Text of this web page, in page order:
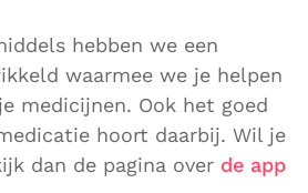
hebben we een
waarmee we je helpen
medicijnen. Ook het goed
hoort daarbij. Wil je
dan de pagina over de app